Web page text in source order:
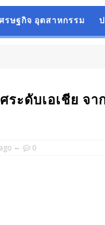
รษฐกิจ อุตสาหกรรม
ะดับเอเชีย จา
0